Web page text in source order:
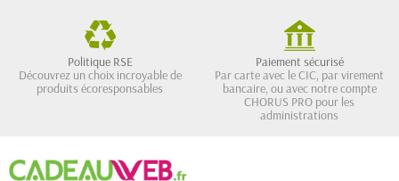
Politique RSE
Découvrez un choix incroyable de
produits écoresponsables
Paiement sécurisé
Par carte avec le CIC, par virement
bancaire, ou avec notre compte
CHORUS PRO pour les
administrations